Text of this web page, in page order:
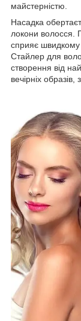
майстерністю.
Насадка
локони волосся.
сприяє швидкому
Стайлер для
створення від
вечірніх